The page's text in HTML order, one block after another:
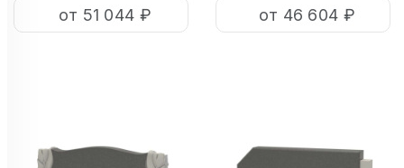
от 51 044 ₽ от 46 604 ₽